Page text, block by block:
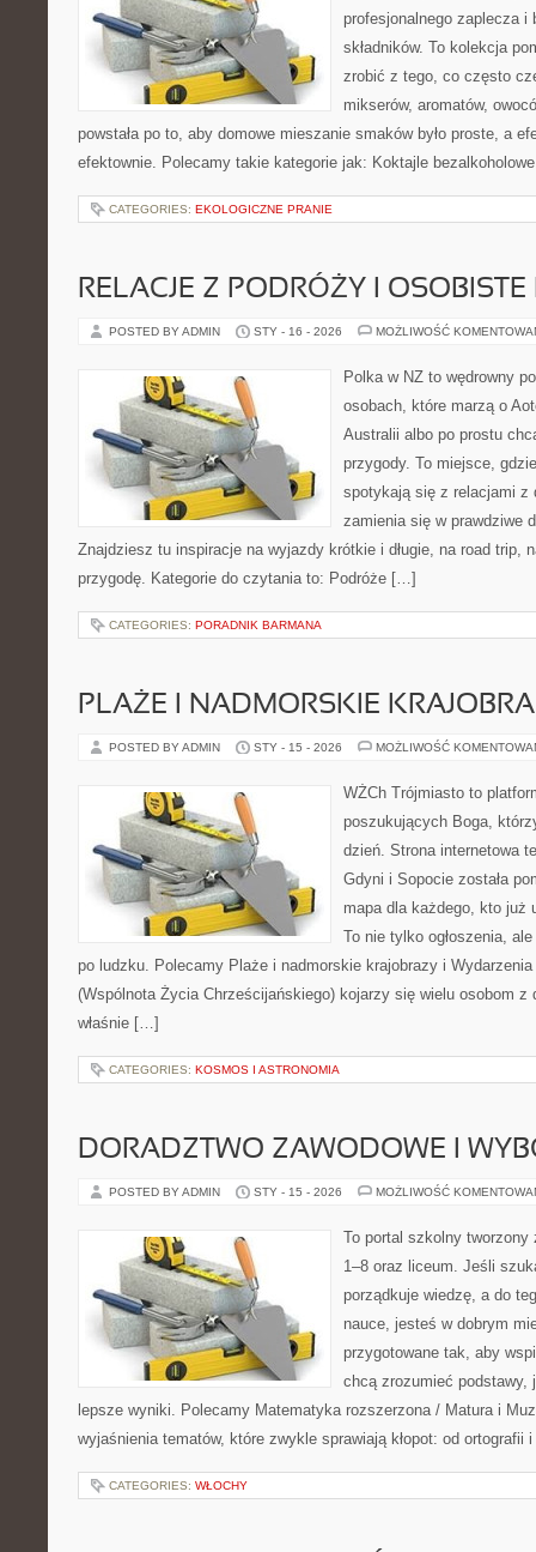
profesjonalnego zaplecza i
składników. To kolekcja
zrobić z tego, co często
mikserów, aromatów,
powstała po to, aby domowe mieszanie smaków było proste, a
efektownie. Polecamy takie kategorie jak: Koktajle
CATEGORIES: EKOLOGICZNE PRANIE
RELACJE Z PODRÓŻY I OSOBISTE
POSTED BY ADMIN STY - 16 - 2026 MOŻLIWOŚĆ
Polka w NZ to wędrowny
osobach, które marzą o
Australii albo po prostu
przygody. To miejsce,
spotykają się z relacjami z
zamienia się w prawdziwe
Znajdziesz tu inspiracje na wyjazdy krótkie i długie, na road trip,
przygodę. Kategorie do czytania to: Podróże […]
CATEGORIES: PORADNIK BARMANA
PLAŻE I NADMORSKIE
POSTED BY ADMIN STY - 15 - 2026 MOŻLIWOŚĆ
WŻCh Trójmiasto to
poszukujących Boga,
dzień. Strona internetowa
Gdyni i Sopocie została
mapa dla każdego, kto już
To nie tylko ogłoszenia,
po ludzku. Polecamy Plaże i nadmorskie krajobrazy i
(Wspólnota Życia Chrześcijańskiego) kojarzy się wielu osobom z
właśnie […]
CATEGORIES: KOSMOS I ASTRONOMIA
DORADZTWO ZAWODOWE I
POSTED BY ADMIN STY - 15 - 2026 MOŻLIWOŚĆ
To portal szkolny
1–8 oraz liceum. Jeśli
porządkuje wiedzę, a do
nauce, jesteś w dobrym
przygotowane tak, aby
chcą zrozumieć podstawy,
lepsze wyniki. Polecamy Matematyka rozszerzona / Matura i
wyjaśnienia tematów, które zwykle sprawiają kłopot: od
CATEGORIES: WŁOCHY